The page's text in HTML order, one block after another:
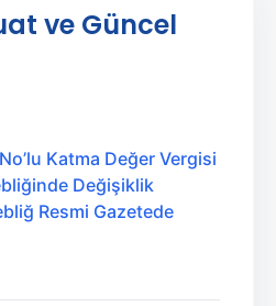
ve Güncel
Katma Değer Vergisi
Değişiklik
Resmi Gazetede